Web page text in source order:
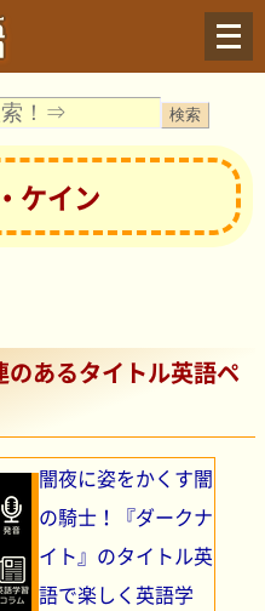
Menu
ケイン
あるタイトル英語ペ
闇夜に姿をかくす闇
の騎士！『ダークナ
イト』のタイトル英
語で楽しく英語学